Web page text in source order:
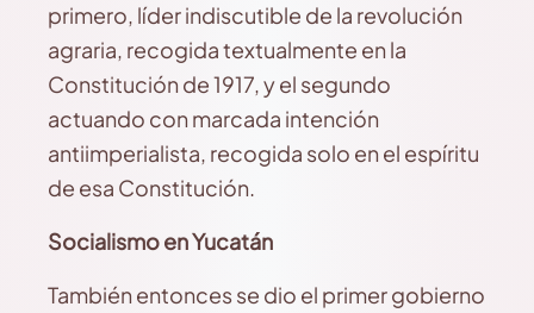
primero, líder indiscutible de la revolución
agraria, recogida textualmente en la
Constitución de 1917, y el segundo
actuando con marcada intención
antiimperialista, recogida solo en el espíritu
de esa Constitución.
Socialismo en Yucatán
También entonces se dio el primer gobierno